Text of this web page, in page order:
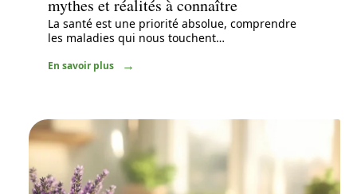
mythes et réalités à connaître
La santé est une priorité absolue, comprendre
les maladies qui nous touchent…
En savoir plus